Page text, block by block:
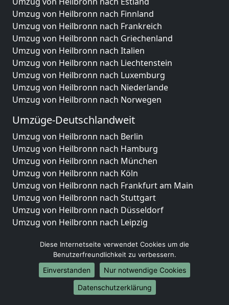
Umzug von Heilbronn nach Finnland
Umzug von Heilbronn nach Frankreich
Umzug von Heilbronn nach Griechenland
Umzug von Heilbronn nach Italien
Umzug von Heilbronn nach Liechtenstein
Umzug von Heilbronn nach Luxemburg
Umzug von Heilbronn nach Niederlande
Umzug von Heilbronn nach Norwegen
Umzüge-Deutschlandweit
Umzug von Heilbronn nach Berlin
Umzug von Heilbronn nach Hamburg
Umzug von Heilbronn nach München
Umzug von Heilbronn nach Köln
Umzug von Heilbronn nach Frankfurt am Main
Umzug von Heilbronn nach Stuttgart
Umzug von Heilbronn nach Düsseldorf
Umzug von Heilbronn nach Leipzig
Umzug von Heilbronn nach Essen
Umzug von Heilbronn nach Bremen
Umzug von Heilbronn nach Dresden
Umzug von Heilbronn nach Hannover
Umzug von Heilbronn nach Nürnberg
Diese Internetseite verwendet Cookies um die
Benutzerfreundlichkeit zu verbessern.
Einverstanden
Nur notwendige Cookies
Datenschutzerklärung